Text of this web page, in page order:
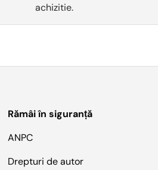
achizitie.
Rămâi în siguranță
ANPC
Drepturi de autor